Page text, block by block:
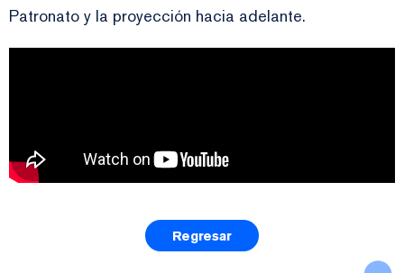
Patronato y la proyección hacia adelante.
Regresar